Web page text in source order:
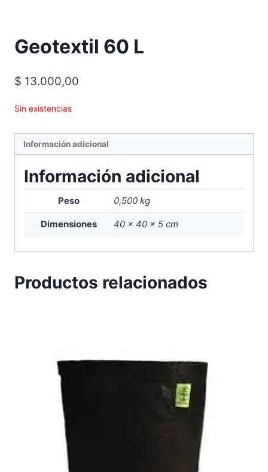
Geotextil 60 L
$ 13.000,00
Sin existencias
Información adicional
Información adicional
Peso 0,500 kg
Dimensiones 40 × 40 × 5 cm
Productos relacionados